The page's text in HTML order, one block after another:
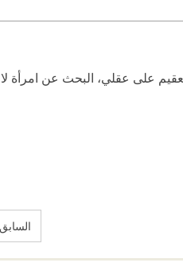
على عقلي، البحث عن امرأة
السابق